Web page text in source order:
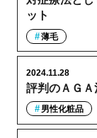
ット
薄毛
評判のＡＧ
2024.11.28
男性化粧品